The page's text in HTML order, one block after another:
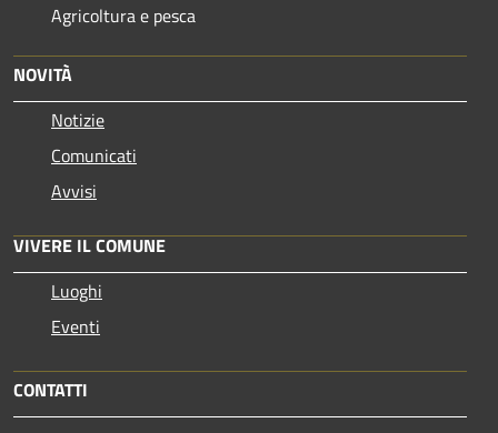
Agricoltura e pesca
NOVITÀ
Notizie
Comunicati
Avvisi
VIVERE IL COMUNE
Luoghi
Eventi
CONTATTI